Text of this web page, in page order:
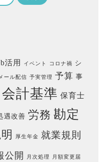
活用 イベント コロナ禍
シ
メール配信 予実管理 予算 事
会計基準 保育士
遇改善 労務 勘定
厚生年金 就業規則
公開 月次処理 月額変更届